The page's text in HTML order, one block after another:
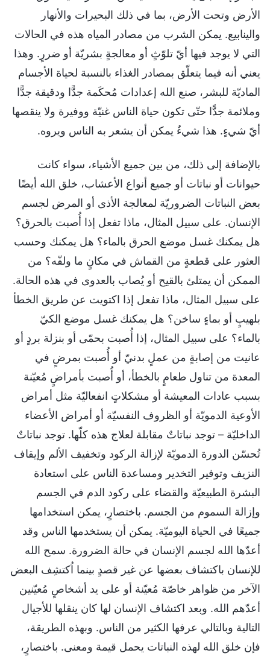
الأرض وتحت الأرض، بما في ذلك البحيرات والأنهار
والينابيع. يمكن الشرب من مصادر المياه هذه في الحالات
التي لا يوجد فيها أيّ تلوّثٍ أو معالجةٍ بشريّة أو ضررٍ. وهذا
يعني أنه فيما يتعلّق بمصادر الغذاء بالنسبة لحياة الأجسام
الماديّة للبشر، صنع الله إعدادات مُحكَمة جدًّا ودقيقة جدًّا
وملائمة جدًّا حتّى تكون حياة الناس غنيّة ووفيرة ولا ينقصها
أيّ شيءٍ. هذا شيءٌ يمكن أن يشعر به الناس ويروه.
بالإضافة إلى ذلك، من بين جميع الأشياء، سواء كانت
حيوانات أو نباتات أو جميع أنواع الأعشاب، خلق الله أيضًا
بعض النباتات الضروريّة لمعالجة الأذى أو المرض لجسم
الإنسان. على سبيل المثال، ماذا تفعل إذا أُصبت بالحرق؟
هل يمكنك غسل موضع الحرق بالماء؟ هل يمكنك وحسب
العثور على قطعةٍ من القماش في مكانٍ ما ولفّه؟ من
الممكن أن يمتلئ بالقيح أو يُصاب بالعدوى في هذه الحالة.
على سبيل المثال، ماذا تفعل إذا اكتويت عن طريق الخطأ
بلهيبٍ أو بماءٍ ساخن؟ هل يمكنك غسل موضع الكيّ
بالماء؟ على سبيل المثال، إذا أُصبت بحمّى أو بنزلة بردٍ أو
عانيت من إصابةٍ من عملٍ بدنيّ أو أُصبت بمرضٍ في
المعدة من تناول طعامٍ بالخطأ، أو أُصبت بأمراضٍ مُعيّنة
بسبب عادات المعيشة أو مشكلاتٍ انفعاليّة مثل أمراض
الأوعية الدمويّة أو الظروف النفسيّة أو أمراض الأعضاء
الداخليّة – توجد نباتاتٌ مقابلة لعلاج هذه كلّها. توجد نباتاتٌ
تُحسّن الدورة الدمويّة لإزالة الركود وتخفيف الألم وإيقاف
النزيف وتوفير التخدير ومساعدة الناس على استعادة
البشرة الطبيعيّة والقضاء على ركود الدم في الجسم
وإزالة السموم من الجسم. باختصارٍ، يمكن استخدامها
جميعًا في الحياة اليوميّة. يمكن أن يستخدمها الناس وقد
أعدّها الله لجسم الإنسان في حالة الضرورة. سمح الله
للإنسان باكتشاف بعضها عن غير قصدٍ بينما اُكتشِف البعض
الآخر من ظواهر خاصّة مُعيّنة أو على يد أشخاصٍ مُعيّنين
أعدّهم الله. وبعد اكتشاف الإنسان لها كان ينقلها للأجيال
التالية وبالتالي عرفها الكثير من الناس. وبهذه الطريقة،
فإن خلق الله لهذه النباتات يحمل قيمة ومعنى. باختصارٍ،